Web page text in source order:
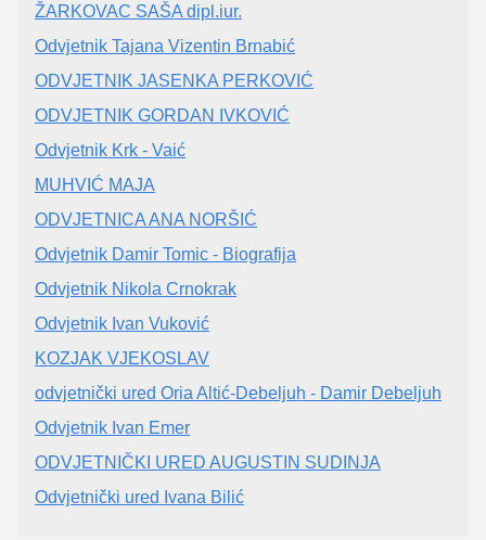
ŽARKOVAC SAŠA dipl.iur.
Odvjetnik Tajana Vizentin Brnabić
ODVJETNIK JASENKA PERKOVIĆ
ODVJETNIK GORDAN IVKOVIĆ
Odvjetnik Krk - Vaić
MUHVIĆ MAJA
ODVJETNICA ANA NORŠIĆ
Odvjetnik Damir Tomic - Biografija
Odvjetnik Nikola Crnokrak
Odvjetnik Ivan Vuković
KOZJAK VJEKOSLAV
odvjetnički ured Oria Altić-Debeljuh - Damir Debeljuh
Odvjetnik Ivan Emer
ODVJETNIČKI URED AUGUSTIN SUDINJA
Odvjetnički ured Ivana Bilić